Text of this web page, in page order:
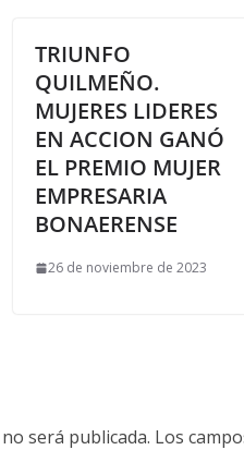
TRIUNFO
QUILMEÑO.
MUJERES LIDERES
EN ACCION GANÓ
EL PREMIO MUJER
EMPRESARIA
BONAERENSE
26 de noviembre de 2023
será publicada. Los